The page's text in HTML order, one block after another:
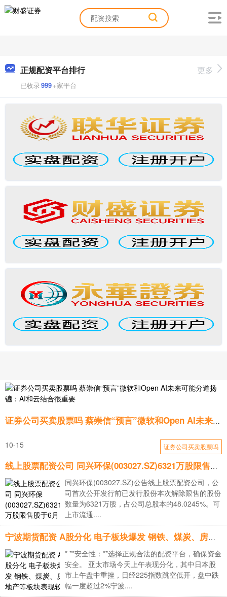
正规配资平台排行
已收录999+家平台
更多
证券公司买卖股票吗 蔡崇信“预言”微软和Open AI未来可能分道扬镳：AI和云结合很重要
10-15 证券公司买卖股票吗
线上股票配资公司 同兴环保(003027.SZ)6321万股限售股于6月20日可上市流通
同兴环保(003027.SZ)公告线上股票配资公司，公
司首次公开发行前已发行股份本次解除限售的股份
数量为6321万股，占公司总股本的48.0245%。可
上市流通....
宁波期货配资 A股分化 电子板块爆发 钢铁、煤炭、房地产等板块表现较弱
* **安全性：**选择正规合法的配资平台，确保资金
安全。 亚太市场今天上午表现分化，其中日本股
市上午盘中重挫，日经225指数跳空低开，盘中跌
幅一度超过2%宁波....